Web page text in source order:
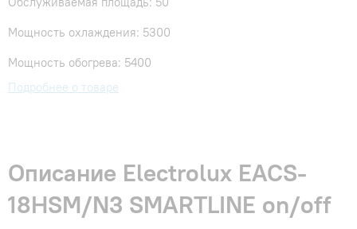
Мощность охлаждения: 5300
Мощность обогрева: 5400
Подробнее о товаре
Описание Electrolux EACS-
18HSM/N3 SMARTLINE on/off